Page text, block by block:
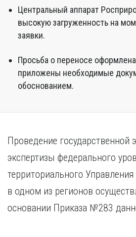
Центральный аппарат
высокую загруженность на
заявки.
Просьба о переносе
приложены необходимые
обоснованием.
Проведение государственной
экспертизы федерального
территориального
в одном из регионов
основании Приказа №283